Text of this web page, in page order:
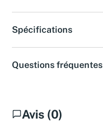
Spécifications
Questions fréquentes
Avis (0)